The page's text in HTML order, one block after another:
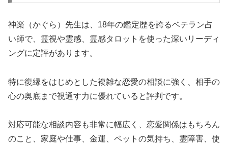
神楽（かぐら）先生は、18年の鑑定歴を誇るベテラン占
い師で、霊視や霊感、霊感タロットを使った深いリーディ
ングに定評があります。
特に復縁をはじめとした複雑な恋愛の相談に強く、相手の
心の奥底まで視通す力に優れていると評判です。
対応可能な相談内容も非常に幅広く、恋愛関係はもちろん
のこと、家庭や仕事、金運、ペットの気持ち、霊障害、使